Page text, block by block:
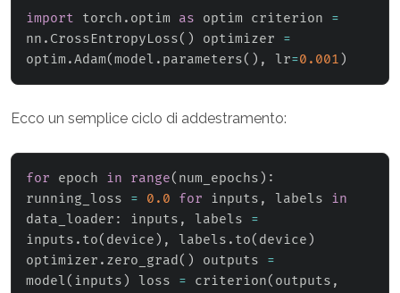
import torch . optim as optim criterion =
nn . CrossEntropyLoss( ) optimizer =
optim .Adam(model . parameters( ) , lr=0.001 )
Ecco un semplice ciclo di addestramento:
for epoch in range( num_epochs ) :
running_loss = 0.0 for inputs , labels in
data_loader : inputs , labels =
inputs . to( device ) , labels . to( device )
optimizer . zero_grad ( ) outputs =
model( inputs ) loss = criterion( outputs ,